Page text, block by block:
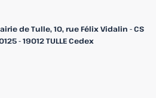
de Tulle, 10, rue Félix Vidalin - CS
- 19012 TULLE Cedex